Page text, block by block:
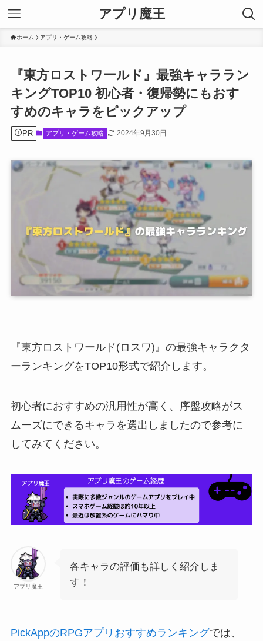
アプリ魔王
ホーム アプリ・ゲーム攻略
『東方ロストワールド』最強キャララン
キングTOP10 初心者・復帰勢にもおす
すめのキャラをピックアップ
PR アプリ・ゲーム攻略 2024年9月30日
『東方ロストワールド(ロスワ)』の最強キャラクタ
ーランキングをTOP10形式で紹介します。
初心者におすすめの汎用性が高く、序盤攻略がス
ムーズにできるキャラを選出しましたので参考に
してみてください。
アプリ魔王
各キャラの評価も詳しく紹介しま
す！
PickAppのRPGアプリおすすめランキングでは、